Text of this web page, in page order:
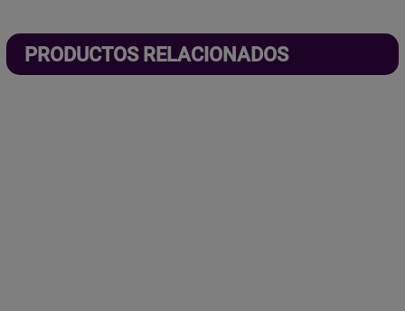
PRODUCTOS RELACIONADOS